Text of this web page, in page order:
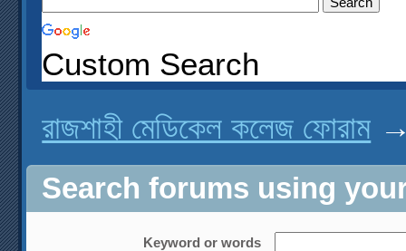
Custom Search
রাজশাহী মেডিকেল কলেজ ফোরাম
Search forums using
Keyword or words